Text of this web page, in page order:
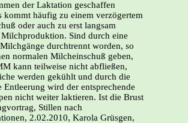
der Laktation geschaffen
kommt häufig zu einem verzögertem
oder auch zu erst langsam
Milchproduktion. Sind durch eine
durchtrennt worden, so
normalen Milcheinschuß geben,
kann teilweise nicht abfließen,
werden gekühlt und durch die
Entleerung wird der entsprechende
nicht weiter laktieren. Ist die Brust
Stillen nach
2.02.2010, Karola Grüsgen,